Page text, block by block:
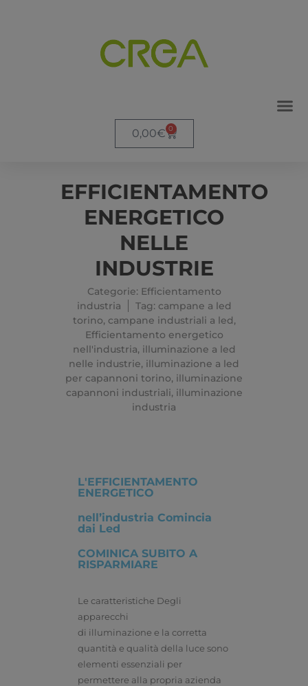
0,00€ 0
/EFFICIENTAMENTO
/ EFFICIENTAMENTO
ENERGETICO NELLE INDUSTRIE
EFFICIENTAMENTO
ENERGETICO
NELLE
INDUSTRIE
Categorie: Efficientamento
industria
Tag: campane a led
torino, campane industriali a led,
Efficientamento energetico
nell'industria, illuminazione a led
nelle industrie, illuminazione a led
per capannoni torino, illuminazione
capannoni industriali, illuminazione
industria
L'EFFICIENTAMENTO
ENERGETICO
nell’industria Comincia
dai Led
COMINICA SUBITO A
RISPARMIARE
Le caratteristiche Degli
apparecchi
di illuminazione e la corretta
quantità e qualità della luce sono
elementi essenziali per
permettere alla propria azienda